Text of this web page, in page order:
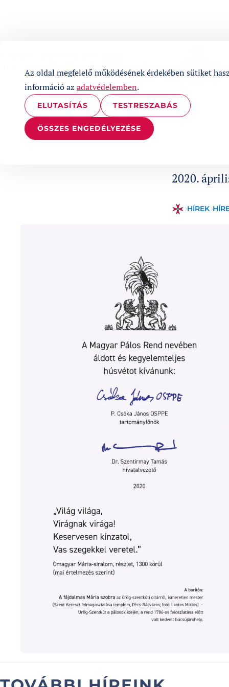
Az oldal megfelelő működésének érdekében sütiket
információ az adatvédelemben.
ELUTASÍTÁS TESTRESZABÁS
ÖSSZES ENGEDÉLYEZÉSE
Published
2020.
HÍREK